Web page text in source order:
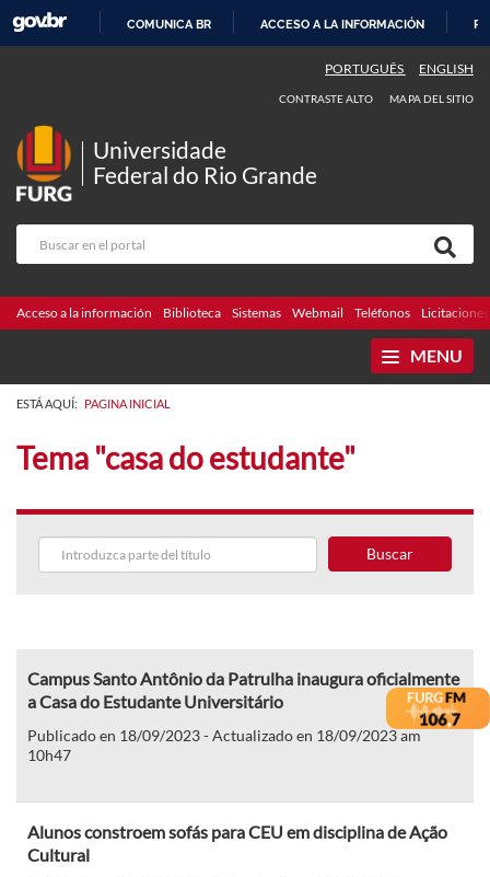
CONTENIDO
COMUNICA BR ACCESO A LA INFORMACIÓN
PORTUGUÊS ENGLISH
CONTRASTE ALTO MAPA DEL SITIO
Universidade
Federal do Rio Grande
Acceso a la información Biblioteca Sistemas Webmail Teléfonos Licitaciones
MENU
ESTÁ AQUÍ: PAGINA INICIAL
Tema "casa do estudante"
Buscar
Campus Santo Antônio da Patrulha inaugura oficialmente
a Casa do Estudante Universitário
Publicado en 18/09/2023 - Actualizado en 18/09/2023 am
10h47
Alunos constroem sofás para CEU em disciplina de Ação
Cultural